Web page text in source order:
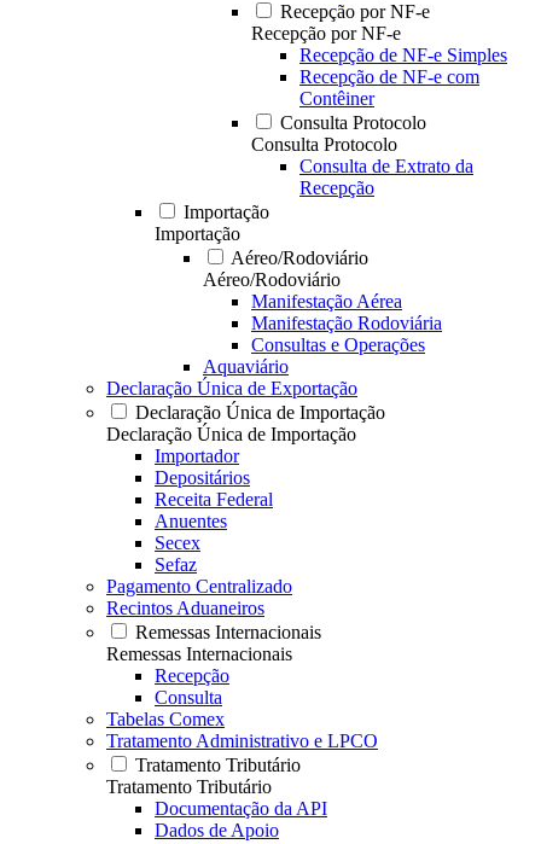
Recepção por NF-e
Recepção por NF-e
Recepção de NF-e Simples
Recepção de NF-e com
Contêiner
Consulta Protocolo
Consulta Protocolo
Consulta de Extrato da
Recepção
Importação
Importação
Aéreo/Rodoviário
Aéreo/Rodoviário
Manifestação Aérea
Manifestação Rodoviária
Consultas e Operações
Aquaviário
Declaração Única de Exportação
Declaração Única de Importação
Declaração Única de Importação
Importador
Depositários
Receita Federal
Anuentes
Secex
Sefaz
Pagamento Centralizado
Recintos Aduaneiros
Remessas Internacionais
Remessas Internacionais
Recepção
Consulta
Tabelas Comex
Tratamento Administrativo e LPCO
Tratamento Tributário
Tratamento Tributário
Documentação da API
Dados de Apoio